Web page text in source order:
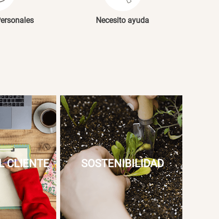
Necesito ayuda
CLIENTE SOSTENIBILIDAD